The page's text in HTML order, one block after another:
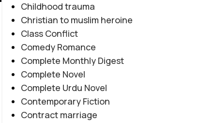
EMOTIONAL LOVE STORY
MULTIPLE COUPLE BASE
REVENGE BASED,ROMANTIC URDU NOVEL
Amanat E Ishq By Noor Malik
Novel20945
Posted by
"میں تمہیں چھوڑ کر نہیں جاؤں گا... تم میری زندگی ہو،
میری آخری دعا ہو۔" "کچھ محبتیں جان مانگتی نہیں... خود
Childhood trauma
Christian to muslim heroine
Class Conflict
Comedy Romance
Complete Monthly Digest
Complete Novel
Complete Urdu Novel
Contemporary Fiction
Contract marriage